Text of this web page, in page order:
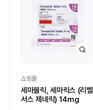
쇼핑몰
세마볼릭, 세마릭스 (리벨
서스 제네릭) 14mg